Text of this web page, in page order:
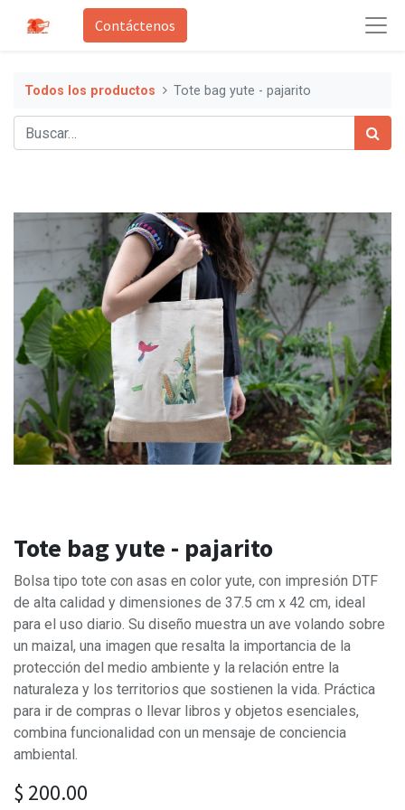
Contáctenos
Todos los productos Tote bag yute - pajarito
Tote bag yute - pajarito
Bolsa tipo tote con asas en color yute, con impresión DTF
de alta calidad y dimensiones de 37.5 cm x 42 cm, ideal
para el uso diario. Su diseño muestra un ave volando sobre
un maizal, una imagen que resalta la importancia de la
protección del medio ambiente y la relación entre la
naturaleza y los territorios que sostienen la vida. Práctica
para ir de compras o llevar libros y objetos esenciales,
combina funcionalidad con un mensaje de conciencia
ambiental.
$ 200.00